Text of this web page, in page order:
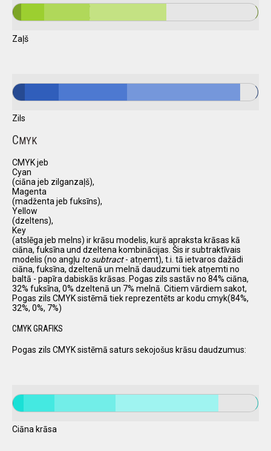
Zaļš
Zils
CMYK
CMYK jeb
Cyan
(ciāna jeb zilganzaļš),
Magenta
(madženta jeb fuksīns),
Yellow
(dzeltens),
Key
(atslēga jeb melns) ir krāsu modelis, kurš apraksta krāsas kā
ciāna, fuksīna und dzeltena kombinācijas. Šis ir subtraktīvais
modelis (no angļu to subtract- atņemt), t.i. tā ietvaros dažādi
ciāna, fuksīna, dzeltenā un melnā daudzumi tiek atņemti no
baltā - papīra dabiskās krāsas. Pogas zils sastāv no 84% ciāna,
32% fuksīna, 0% dzeltenā un 7% melnā. Citiem vārdiem sakot,
Pogas zils CMYK sistēmā tiek reprezentēts ar kodu cmyk(84%,
32%, 0%, 7%)
CMYK GRAFIKS
Pogas zils CMYK sistēmā saturs sekojošus krāsu daudzumus:
Ciāna krāsa